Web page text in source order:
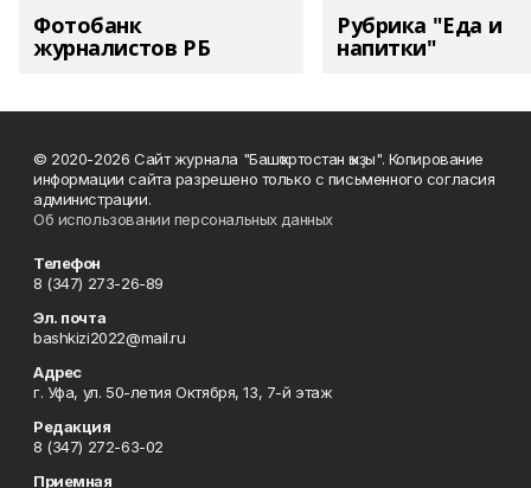
Фотобанк
журналистов РБ
Рубрика "Еда и
напитки"
© 2020-2026 Сайт журнала "Башҡортостан ҡыҙы". Копирование
информации сайта разрешено только с письменного согласия
администрации.
Об использовании персональных данных
Телефон
8 (347) 273-26-89
Эл. почта
bashkizi2022@mail.ru
Адрес
г. Уфа, ул. 50-летия Октября, 13, 7-й этаж
Редакция
8 (347) 272-63-02
Приемная